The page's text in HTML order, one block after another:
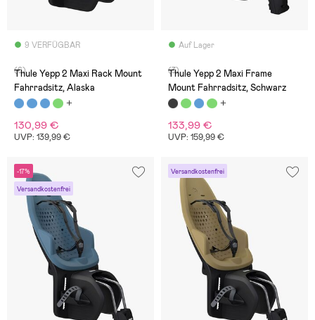
9 VERFÜGBAR
(6)
Thule Yepp 2 Maxi Rack Mount
Fahrradsitz, Alaska
130,99 €
UVP: 139,99 €
Auf Lager
(3)
Thule Yepp 2 Maxi Frame
Mount Fahrradsitz, Schwarz
133,99 €
UVP: 159,99 €
-17%
Versandkostenfrei
Versandkostenfrei